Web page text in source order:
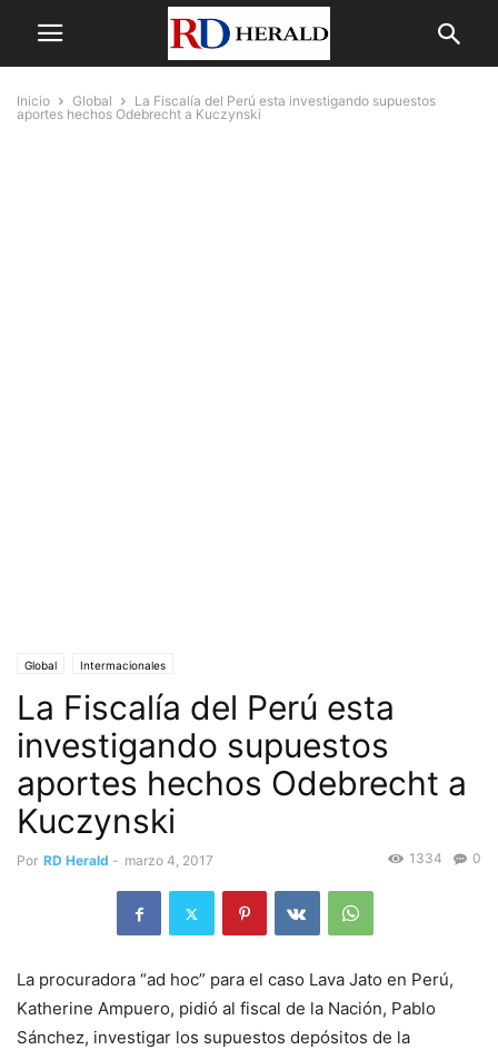
Inicio Global
La Fiscalía del Perú esta investigando supuestos
aportes hechos Odebrecht a Kuczynski
Global Intermacionales
La Fiscalía del Perú esta
investigando supuestos
aportes hechos Odebrecht a
Kuczynski
Por RD Herald - marzo 4, 2017 0
1334
La procuradora “ad hoc” para el caso Lava Jato en Perú,
Katherine Ampuero, pidió al fiscal de la Nación, Pablo
Sánchez, investigar los supuestos depósitos de la